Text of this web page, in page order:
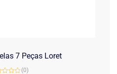
7 Peças Loret
(0)